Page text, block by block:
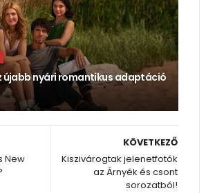
újabb nyári romantikus adaptáció
KÖVETKEZŐ
Kiszivárogtak jelenetfotók
az Árnyék és csont
sorozatból!
New